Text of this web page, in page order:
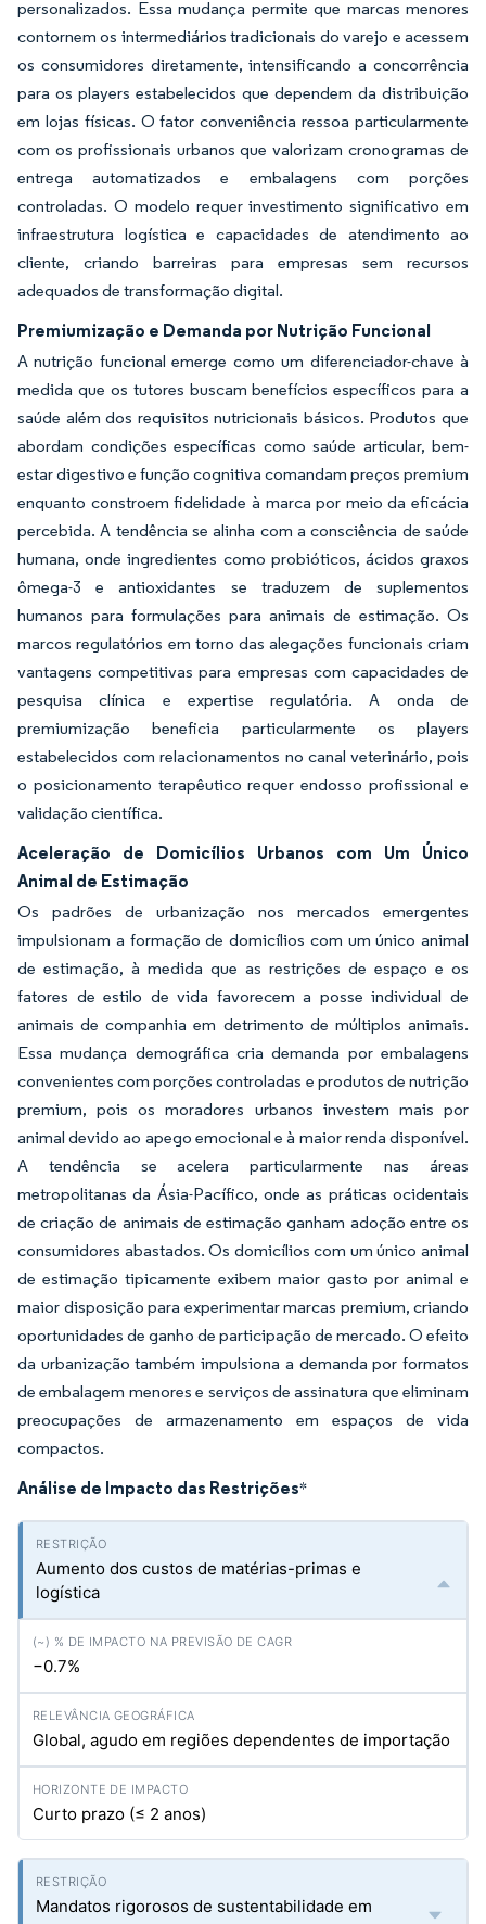
personalizados. Essa mudança permite que marcas menores
contornem os intermediários tradicionais do varejo e acessem
os consumidores diretamente, intensificando a concorrência
para os players estabelecidos que dependem da distribuição
em lojas físicas. O fator conveniência ressoa particularmente
com os profissionais urbanos que valorizam cronogramas de
entrega automatizados e embalagens com porções
controladas. O modelo requer investimento significativo em
infraestrutura logística e capacidades de atendimento ao
cliente, criando barreiras para empresas sem recursos
adequados de transformação digital.
Premiumização e Demanda por Nutrição Funcional
A nutrição funcional emerge como um diferenciador-chave à
medida que os tutores buscam benefícios específicos para a
saúde além dos requisitos nutricionais básicos. Produtos que
abordam condições específicas como saúde articular, bem-
estar digestivo e função cognitiva comandam preços premium
enquanto constroem fidelidade à marca por meio da eficácia
percebida. A tendência se alinha com a consciência de saúde
humana, onde ingredientes como probióticos, ácidos graxos
ômega-3 e antioxidantes se traduzem de suplementos
humanos para formulações para animais de estimação. Os
marcos regulatórios em torno das alegações funcionais criam
vantagens competitivas para empresas com capacidades de
pesquisa clínica e expertise regulatória. A onda de
premiumização beneficia particularmente os players
estabelecidos com relacionamentos no canal veterinário, pois
o posicionamento terapêutico requer endosso profissional e
validação científica.
Aceleração de Domicílios Urbanos com Um Único
Animal de Estimação
Os padrões de urbanização nos mercados emergentes
impulsionam a formação de domicílios com um único animal
de estimação, à medida que as restrições de espaço e os
fatores de estilo de vida favorecem a posse individual de
animais de companhia em detrimento de múltiplos animais.
Essa mudança demográfica cria demanda por embalagens
convenientes com porções controladas e produtos de nutrição
premium, pois os moradores urbanos investem mais por
animal devido ao apego emocional e à maior renda disponível.
A tendência se acelera particularmente nas áreas
metropolitanas da Ásia-Pacífico, onde as práticas ocidentais
de criação de animais de estimação ganham adoção entre os
consumidores abastados. Os domicílios com um único animal
de estimação tipicamente exibem maior gasto por animal e
maior disposição para experimentar marcas premium, criando
oportunidades de ganho de participação de mercado. O efeito
da urbanização também impulsiona a demanda por formatos
de embalagem menores e serviços de assinatura que eliminam
preocupações de armazenamento em espaços de vida
compactos.
Análise de Impacto das Restrições*
Aumento dos custos de matérias-primas e
logística
−0.7%
Global, agudo em regiões dependentes de importação
Curto prazo (≤ 2 anos)
Mandatos rigorosos de sustentabilidade em